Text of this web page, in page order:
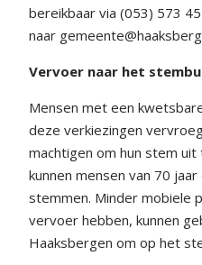
bereikbaar via (053) 573
naar
Vervoer naar het
Mensen met een
deze verkiezingen
machtigen om hun stem
kunnen mensen van 70
stemmen. Minder mobiele
vervoer hebben, kunnen
Haaksbergen om op het